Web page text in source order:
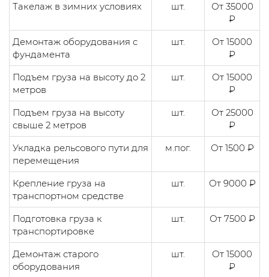
Такелаж в зимних условиях шт.
От 35000
₽
Демонтаж оборудования с
фундамента
шт.
От 15000
₽
Подъем груза на высоту до 2
метров
шт.
От 15000
₽
Подъем груза на высоту
свыше 2 метров
шт.
От 25000
₽
Укладка рельсового пути для
перемещения
м.пог. От 1500 ₽
Крепление груза на
транспортном средстве
шт. От 9000 ₽
Подготовка груза к
транспортировке
шт. От 7500 ₽
Демонтаж старого
оборудования
шт.
От 15000
₽